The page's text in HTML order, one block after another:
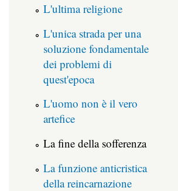
L'ultima religione
L'unica strada per una
soluzione fondamentale
dei problemi di
quest'epoca
L'uomo non è il vero
artefice
La fine della sofferenza
La funzione anticristica
della reincarnazione